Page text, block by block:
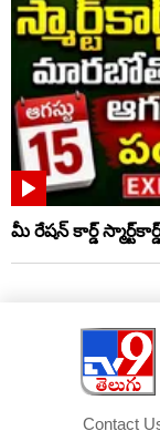
మీ రేషన్ కార్డ్
Contact